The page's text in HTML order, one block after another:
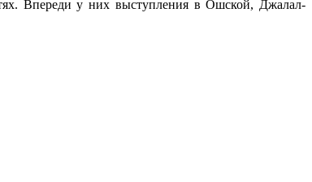
Впереди у них выступления в Ошской, Джалал-